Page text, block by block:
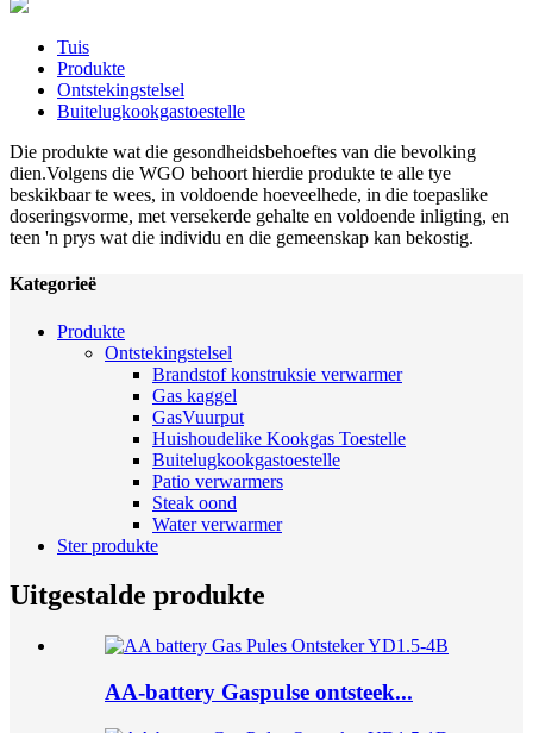
Tuis
Produkte
Ontstekingstelsel
Buitelugkookgastoestelle
Die produkte wat die gesondheidsbehoeftes van die bevolking
dien.Volgens die WGO behoort hierdie produkte te alle tye
beskikbaar te wees, in voldoende hoeveelhede, in die toepaslike
doseringsvorme, met versekerde gehalte en voldoende inligting, en
teen 'n prys wat die individu en die gemeenskap kan bekostig.
Kategorieë
Produkte
Ontstekingstelsel
Brandstof konstruksie verwarmer
Gas kaggel
GasVuurput
Huishoudelike Kookgas Toestelle
Buitelugkookgastoestelle
Patio verwarmers
Steak oond
Water verwarmer
Ster produkte
Uitgestalde produkte
AA-battery Gaspulse ontsteek...